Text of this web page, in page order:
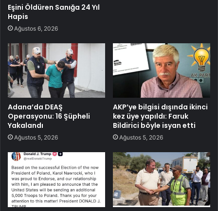
Eşini Öldüren Sanığa 24 Yıl
Hapis
Ağustos 6, 2026
Adana’da DEAŞ
Operasyonu: 16 Şüpheli
Yakalandı
Ağustos 5, 2026
AKP’ye bilgisi dışında ikinci
kez üye yapıldı: Faruk
Bildirici böyle isyan etti
Ağustos 5, 2026